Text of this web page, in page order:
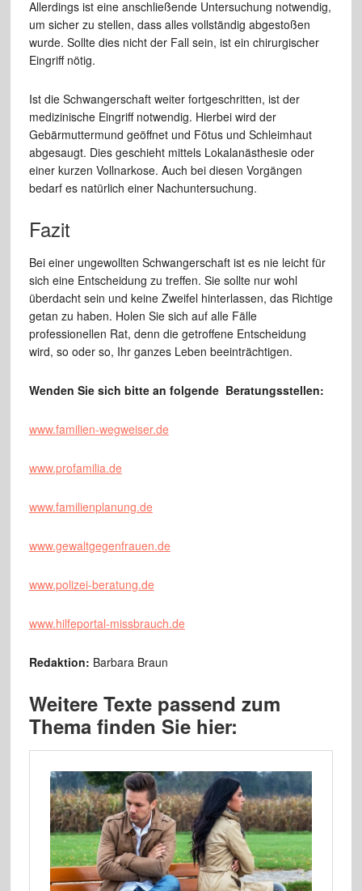
Allerdings ist eine anschließende Untersuchung notwendig,
um sicher zu stellen, dass alles vollständig abgestoßen
wurde. Sollte dies nicht der Fall sein, ist ein chirurgischer
Eingriff nötig.
Ist die Schwangerschaft weiter fortgeschritten, ist der
medizinische Eingriff notwendig. Hierbei wird der
Gebärmuttermund geöffnet und Fötus und Schleimhaut
abgesaugt. Dies geschieht mittels Lokalanästhesie oder
einer kurzen Vollnarkose. Auch bei diesen Vorgängen
bedarf es natürlich einer Nachuntersuchung.
Fazit
Bei einer ungewollten Schwangerschaft ist es nie leicht für
sich eine Entscheidung zu treffen. Sie sollte nur wohl
überdacht sein und keine Zweifel hinterlassen, das Richtige
getan zu haben. Holen Sie sich auf alle Fälle
professionellen Rat, denn die getroffene Entscheidung
wird, so oder so, Ihr ganzes Leben beeinträchtigen.
Wenden Sie sich bitte an folgende Beratungsstellen:
www.familien-wegweiser.de
www.profamilia.de
www.familienplanung.de
www.gewaltgegenfrauen.de
www.polizei-beratung.de
www.hilfeportal-missbrauch.de
Redaktion: Barbara Braun
Weitere Texte passend zum
Thema finden Sie hier: